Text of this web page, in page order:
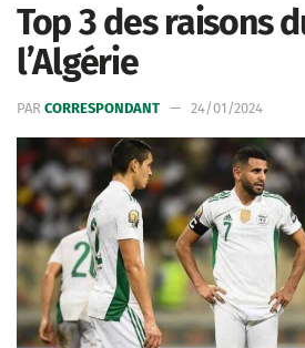
Top 3 des raisons
l’Algérie
PAR CORRESPONDANT 24/01/2024